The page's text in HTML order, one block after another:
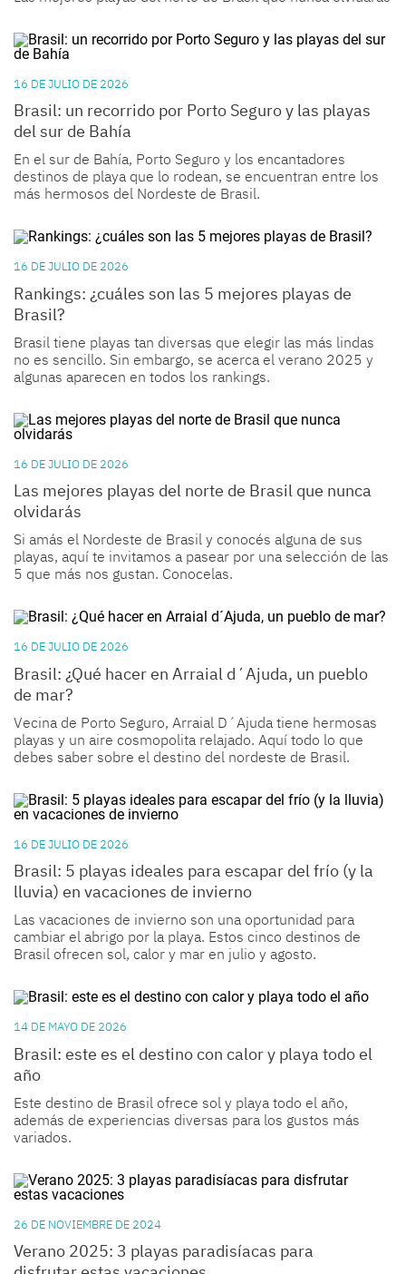
16 DE JULIO DE 2026
Brasil: un recorrido por Porto Seguro y las playas
del sur de Bahía
En el sur de Bahía, Porto Seguro y los encantadores
destinos de playa que lo rodean, se encuentran entre los
más hermosos del Nordeste de Brasil.
16 DE JULIO DE 2026
Rankings: ¿cuáles son las 5 mejores playas de
Brasil?
Brasil tiene playas tan diversas que elegir las más lindas
no es sencillo. Sin embargo, se acerca el verano 2025 y
algunas aparecen en todos los rankings.
16 DE JULIO DE 2026
Las mejores playas del norte de Brasil que nunca
olvidarás
Si amás el Nordeste de Brasil y conocés alguna de sus
playas, aquí te invitamos a pasear por una selección de las
5 que más nos gustan. Conocelas.
16 DE JULIO DE 2026
Brasil: ¿Qué hacer en Arraial d´Ajuda, un pueblo
de mar?
Vecina de Porto Seguro, Arraial D´Ajuda tiene hermosas
playas y un aire cosmopolita relajado. Aquí todo lo que
debes saber sobre el destino del nordeste de Brasil.
16 DE JULIO DE 2026
Brasil: 5 playas ideales para escapar del frío (y la
lluvia) en vacaciones de invierno
Las vacaciones de invierno son una oportunidad para
cambiar el abrigo por la playa. Estos cinco destinos de
Brasil ofrecen sol, calor y mar en julio y agosto.
14 DE MAYO DE 2026
Brasil: este es el destino con calor y playa todo el
año
Este destino de Brasil ofrece sol y playa todo el año,
además de experiencias diversas para los gustos más
variados.
26 DE NOVIEMBRE DE 2024
Verano 2025: 3 playas paradisíacas para